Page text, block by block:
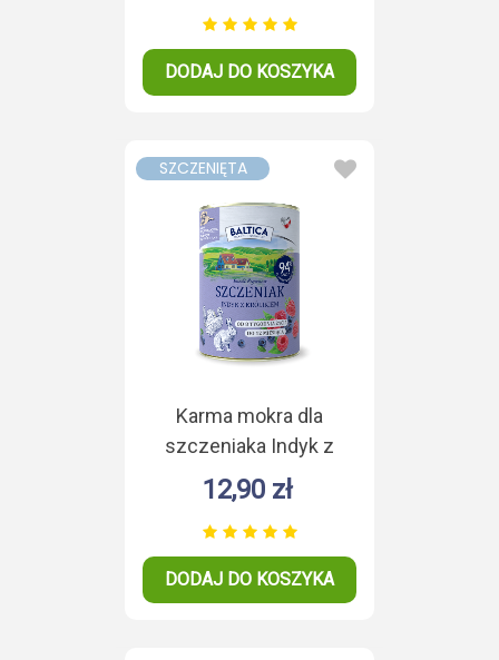
DODAJ DO KOSZYKA
SZCZENIĘTA
Karma mokra dla
szczeniaka Indyk z
Królikiem Duoproteina
400g
12,90 zł
DODAJ DO KOSZYKA